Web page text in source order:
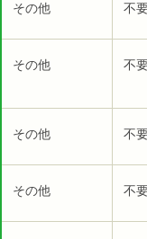
その他 不
その他 不
その他 不
その他 不